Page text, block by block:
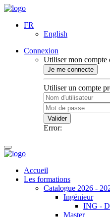
FR
English
Connexion
Utiliser mon compte
Je me connecte
Utiliser un compte
Valider
Error:
Accueil
Les formations
Catalogue 2026 -
Ingénieur
ING -
Master